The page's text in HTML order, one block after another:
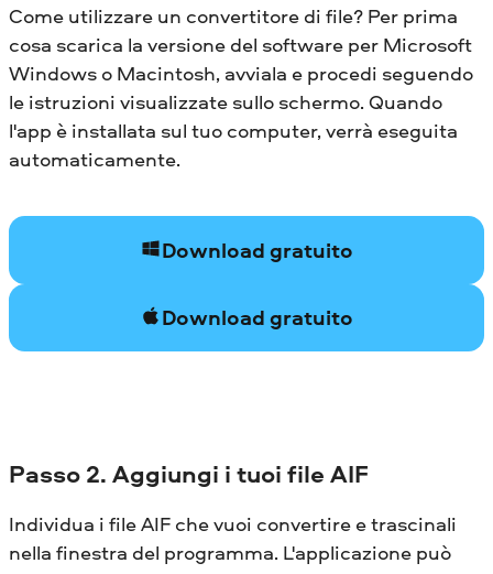
Come utilizzare un convertitore di file? Per prima
cosa scarica la versione del software per Microsoft
Windows o Macintosh, avviala e procedi seguendo
le istruzioni visualizzate sullo schermo. Quando
l'app è installata sul tuo computer, verrà eseguita
automaticamente.
Download gratuito
Download gratuito
Passo 2. Aggiungi i tuoi file AIF
Individua i file AIF che vuoi convertire e trascinali
nella finestra del programma. L'applicazione può